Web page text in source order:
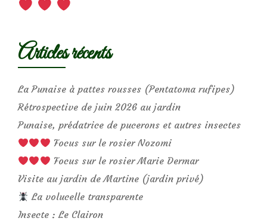
Articles récents
La Punaise à pattes rousses (Pentatoma rufipes)
Rétrospective de juin 2026 au jardin
Punaise, prédatrice de pucerons et autres insectes
Focus sur le rosier Nozomi
Focus sur le rosier Marie Dermar
Visite au jardin de Martine (jardin privé)
La volucelle transparente
Insecte : Le Clairon